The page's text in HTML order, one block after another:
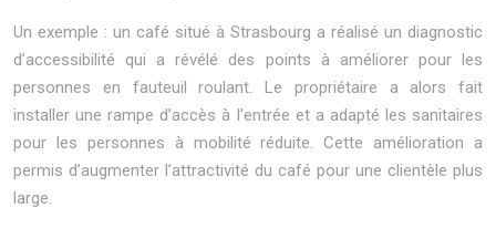
Un exemple : un café situé à Strasbourg a réalisé un diagnostic
d’accessibilité qui a révélé des points à améliorer pour les
personnes en fauteuil roulant. Le propriétaire a alors fait
installer une rampe d’accès à l’entrée et a adapté les sanitaires
pour les personnes à mobilité réduite. Cette amélioration a
permis d’augmenter l’attractivité du café pour une clientèle plus
large.